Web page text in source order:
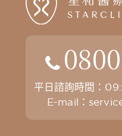
平日諮詢時間：
E-mail：